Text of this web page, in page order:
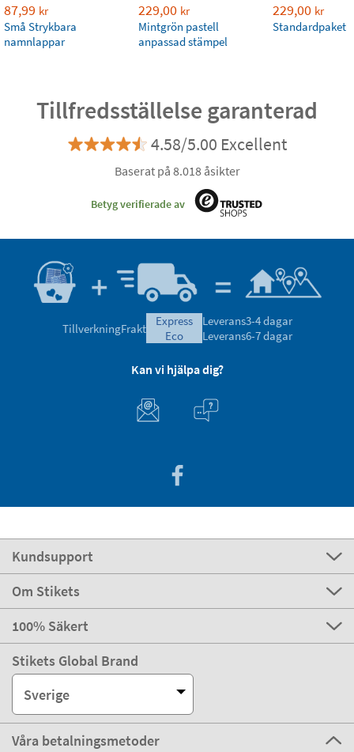
87,99 kr
Små Strykbara
namnlappar
229,00 kr
Mintgrön pastell
anpassad stämpel
229,00 kr
Standardpaket
Tillfredsställelse garanterad
4.58/5.00 Excellent
Baserat på 8.018 åsikter
Betyg verifierade av
TillverkningFrakt
express
eco
Leverans3-4 dagar
Leverans6-7 dagar
Kan vi hjälpa dig?
Kundsupport
Om Stikets
100% Säkert
Stikets Global Brand
Sverige
Våra betalningsmetoder